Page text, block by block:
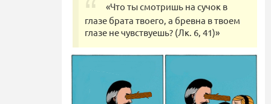
«Что ты смотришь на сучок в
глазе брата твоего, а бревна в твоем
глазе не чувствуешь? (Лк. 6, 41)»